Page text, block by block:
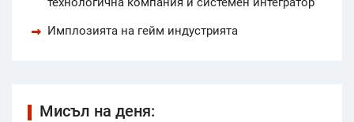
Имплозията на гейм индустрията
Мисъл на деня: